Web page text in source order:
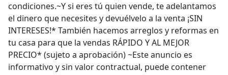
condiciones.~Y si eres tú quien vende, te adelantamos
el dinero que necesites y devuélvelo a la venta ¡SIN
INTERESES!* También hacemos arreglos y reformas en
tu casa para que la vendas RÁPIDO Y AL MEJOR
PRECIO* (sujeto a aprobación) ~Este anuncio es
informativo y sin valor contractual, puede contener